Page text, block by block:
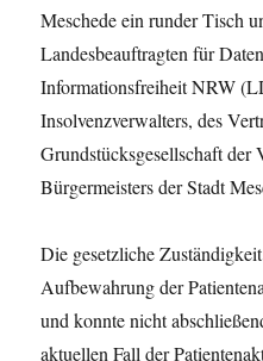
Meschede ein runder Tisch
Landesbeauftragten für
Informationsfreiheit NRW
Insolvenzverwalters, des
Grundstücksgesellschaft
Bürgermeisters der Stadt
Die gesetzliche
Aufbewahrung der
und konnte nicht
aktuellen Fall der